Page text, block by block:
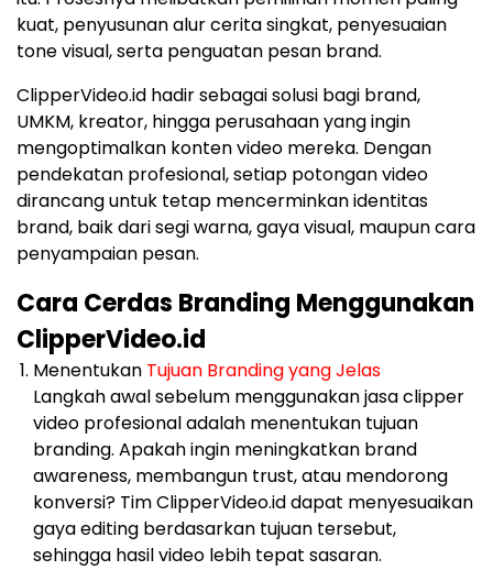
kuat, penyusunan alur cerita singkat, penyesuaian
tone visual, serta penguatan pesan brand.
ClipperVideo.id hadir sebagai solusi bagi brand,
UMKM, kreator, hingga perusahaan yang ingin
mengoptimalkan konten video mereka. Dengan
pendekatan profesional, setiap potongan video
dirancang untuk tetap mencerminkan identitas
brand, baik dari segi warna, gaya visual, maupun cara
penyampaian pesan.
Cara Cerdas Branding Menggunakan
ClipperVideo.id
Menentukan Tujuan Branding yang Jelas
Langkah awal sebelum menggunakan jasa clipper
video profesional adalah menentukan tujuan
branding. Apakah ingin meningkatkan brand
awareness, membangun trust, atau mendorong
konversi? Tim ClipperVideo.id dapat menyesuaikan
gaya editing berdasarkan tujuan tersebut,
sehingga hasil video lebih tepat sasaran.